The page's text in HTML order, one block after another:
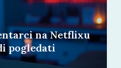
na Netflixu
pogledati